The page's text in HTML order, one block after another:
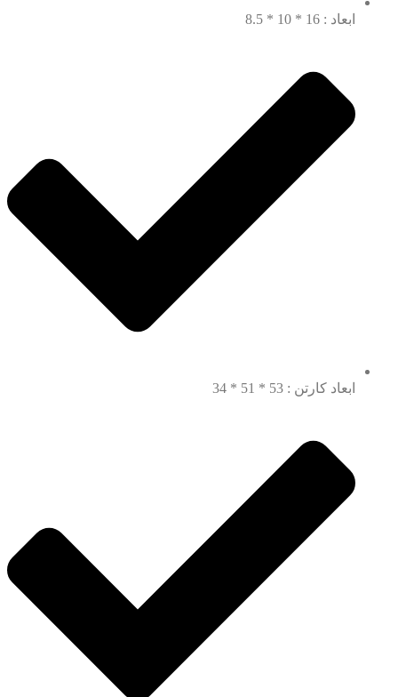
ابعاد : 16 * 10 * 8.5
ابعاد کارتن : 53 * 51 * 34